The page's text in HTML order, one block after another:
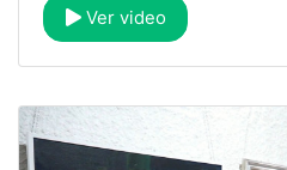
Ver video